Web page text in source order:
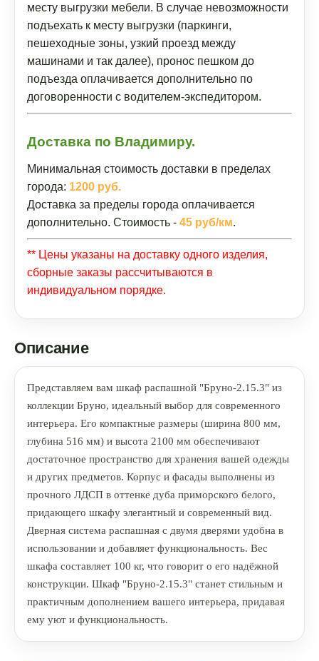
месту выгрузки мебели. В случае невозможности
подъехать к месту выгрузки (паркинги,
пешеходные зоны, узкий проезд между
машинами и так далее), пронос пешком до
подъезда оплачивается дополнительно по
договоренности с водителем-экспедитором.
Доставка по Владимиру.
Минимальная стоимость доставки в пределах
города: 1200 руб.
Доставка за пределы города оплачивается
дополнительно. Стоимость - 45 руб/км.
** Цены указаны на доставку одного изделия,
сборные заказы рассчитываются в
индивидуальном порядке.
Описание
Представляем вам шкаф распашной "Бруно-2.15.3" из
коллекции Бруно, идеальный выбор для современного
интерьера. Его компактные размеры (ширина 800 мм,
глубина 516 мм) и высота 2100 мм обеспечивают
достаточное пространство для хранения вашей одежды
и других предметов. Корпус и фасады выполнены из
прочного ЛДСП в оттенке дуба приморского белого,
придающего шкафу элегантный и современный вид.
Дверная система распашная с двумя дверями удобна в
использовании и добавляет функциональность. Вес
шкафа составляет 100 кг, что говорит о его надёжной
конструкции. Шкаф "Бруно-2.15.3" станет стильным и
практичным дополнением вашего интерьера, придавая
ему уют и функциональность.